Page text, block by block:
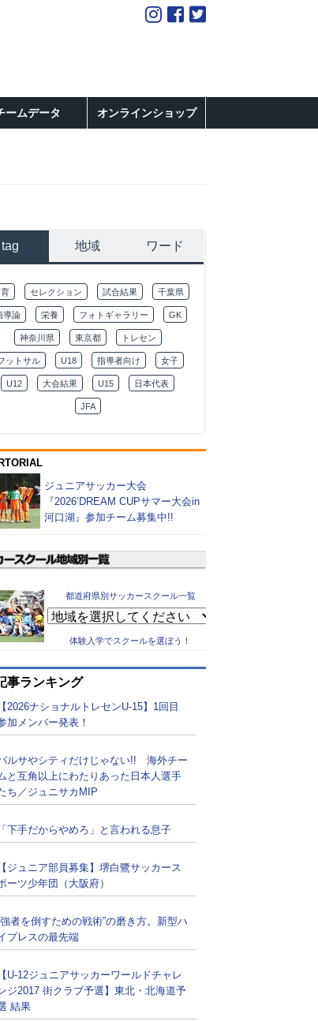
ームデータ オンラインショップ
tag 地域 ワード
セレクション 試合結果 千葉県
導論 栄養 フォトギャラリー GK
神奈川県 東京都 トレセン
ットサル U18 指導者向け 女子
U12 大会結果 U15 日本代表
JFA
ジュニアサッカー大会
『2026’DREAM CUPサマー大会in
河口湖』参加チーム募集中!!
都道府県別サッカースクール一覧
体験入学でスクールを選ぼう！
事ランキング
【2026ナショナルトレセンU-15】1回目
加メンバー発表！
ルサやシティだけじゃない!! 海外チー
と互角以上にわたりあった日本人選手
ち／ジュニサカMIP
「下手だからやめろ」と言われる息子
【ジュニア部員募集】堺白鷺サッカース
ーツ少年団（大阪府）
強者を倒すための戦術”の磨き方。新型ハ
プレスの最先端
【U-12ジュニアサッカーワールドチャレ
ジ2017 街クラブ予選】東北・北海道予
結果